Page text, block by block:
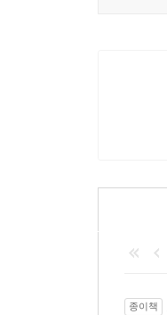
종이책